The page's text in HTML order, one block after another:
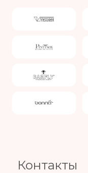
Контакты